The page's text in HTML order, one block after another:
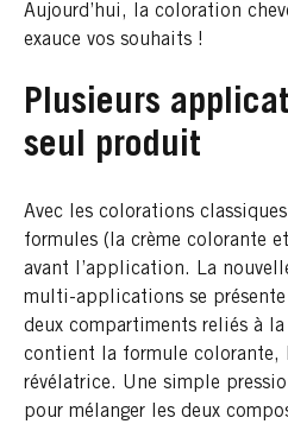
Aujourd’hui, la coloration
exauce vos souhaits !
Plusieurs
seul produit
Avec les colorations
formules (la crème colorante
avant l’application. La
multi-applications se
deux compartiments reliés à la
contient la formule colorante,
révélatrice. Une simple
pour mélanger les deux